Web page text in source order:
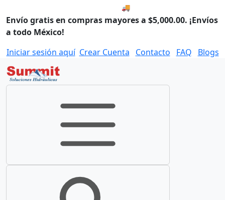
🚚 Envío el Lunes, 10 de
Envío gratis en compras mayores a $5,000.00. ¡Envíos
a todo México!
Iniciar sesión aquí Crear Cuenta Contacto FAQ Blogs